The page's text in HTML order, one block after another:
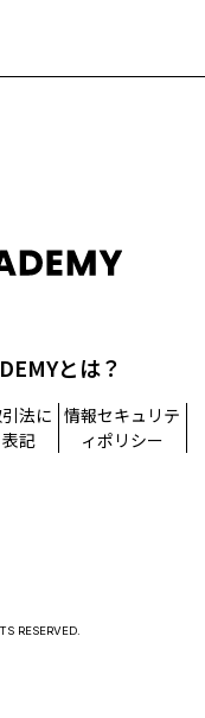
とは？
法に
記
情報セキュリテ
ィポリシー
RESERVED.